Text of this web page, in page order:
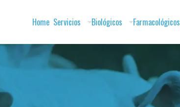
Home Servicios Biológicos Farmacológicos